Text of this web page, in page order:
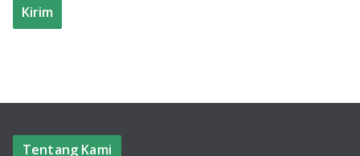
Tentang Kami